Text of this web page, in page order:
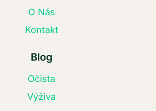
O Nás
Kontakt
Blog
Očista
Výživa